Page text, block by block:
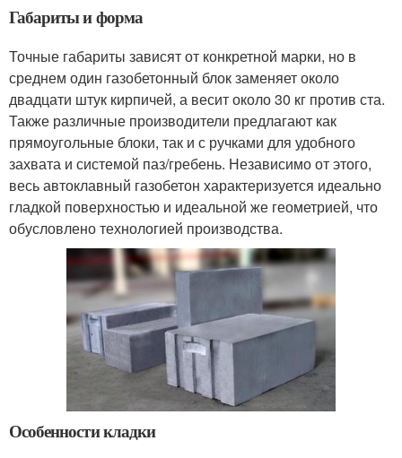
Габариты и форма
Точные габариты зависят от конкретной марки, но в
среднем один газобетонный блок заменяет около
двадцати штук кирпичей, а весит около 30 кг против ста.
Также различные производители предлагают как
прямоугольные блоки, так и с ручками для удобного
захвата и системой паз/гребень. Независимо от этого,
весь автоклавный газобетон характеризуется идеально
гладкой поверхностью и идеальной же геометрией, что
обусловлено технологией производства.
Особенности кладки